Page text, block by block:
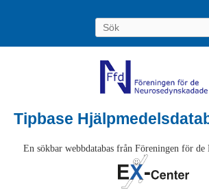
Tipbase
En sökbar webbdatabas från Föreningen för de